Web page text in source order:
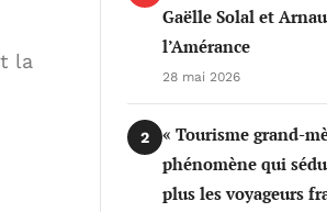
la
Gaëlle Solal et
l’Amérance
28 mai 2026
2
« Tourisme grand-
phénomène qui
plus les voyageurs